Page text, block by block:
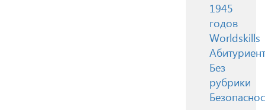
1945
годов
Worldskills
Без
рубрики